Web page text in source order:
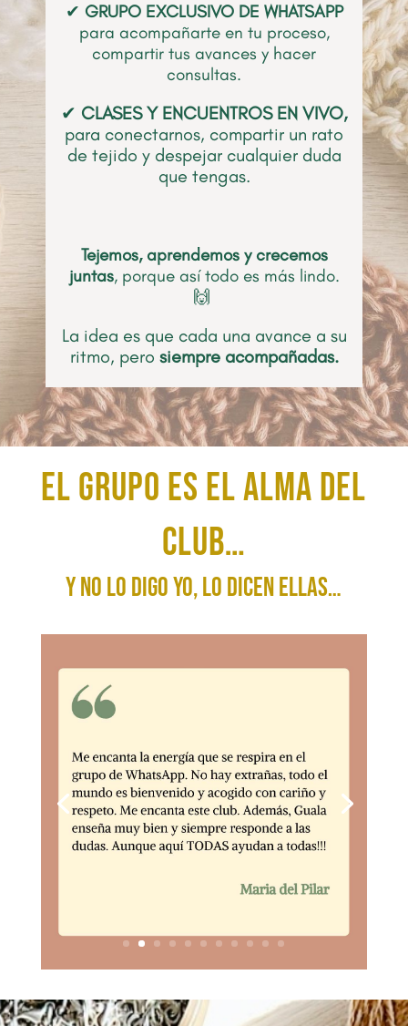
✔ GRUPOEXCLUSIVO DE WHATSAPP
para acompañarte en tu proceso,
compartir tus avances y hacer
consultas.
✔ CLASES Y ENCUENTROS EN VIVO,
para conectarnos, compartir un rato
de tejido y despejar cualquier duda
que tengas.
Tejemos, aprendemos y crecemos
juntas, porque así todo es más lindo.
🙌
La idea es que cada una avance a su
ritmo, pero siempre acompañadas.
El grupo es el alma del
Club…
y no lo digo yo, lo dicen ellas…